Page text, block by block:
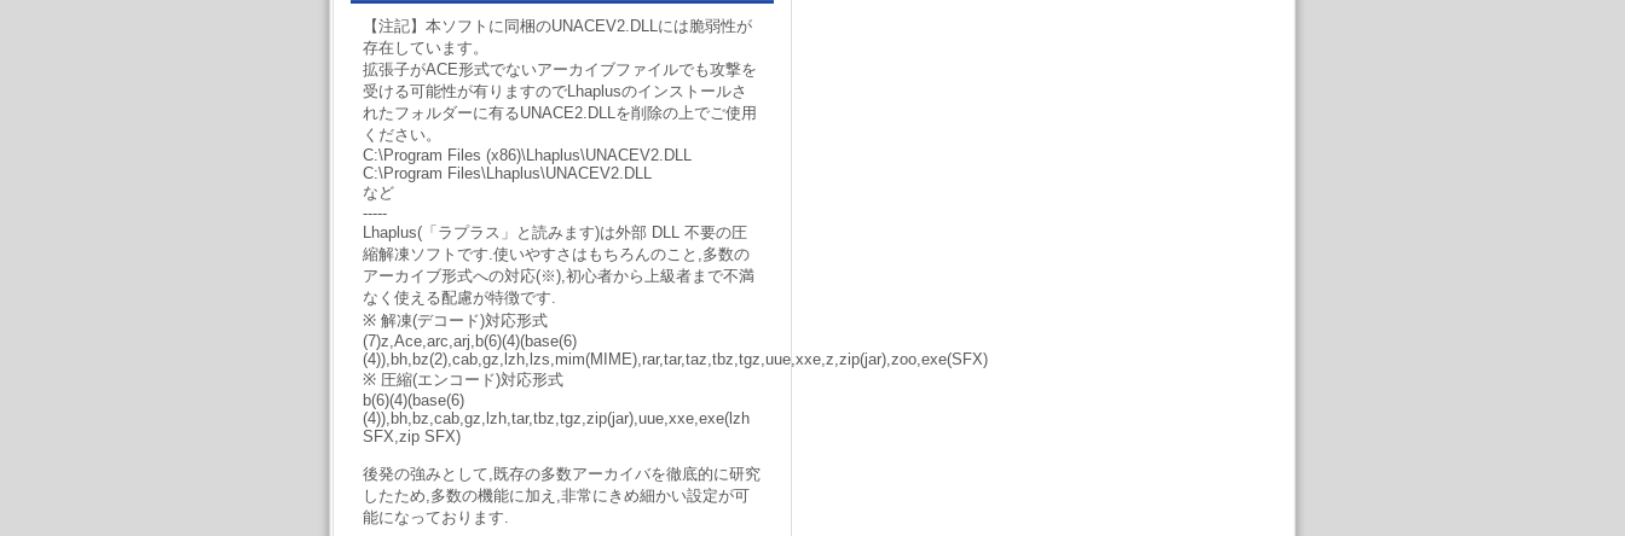
【注記】本ソフトに同梱のUNACEV2.DLLには脆弱性が
存在しています。
拡張子がACE形式でないアーカイブファイルでも攻撃を
受ける可能性が有りますのでLhaplusのインストールさ
れたフォルダーに有るUNACE2.DLLを削除の上でご使用
ください。
C:\Program Files (x86)\Lhaplus\UNACEV2.DLL
C:\Program Files\Lhaplus\UNACEV2.DLL
など
-----
Lhaplus(「ラプラス」と読みます)は外部 DLL 不要の圧
縮解凍ソフトです.使いやすさはもちろんのこと,多数の
アーカイブ形式への対応(※),初心者から上級者まで不満
なく使える配慮が特徴です.
※ 解凍(デコード)対応形式
(7)z,Ace,arc,arj,b(6)(4)(base(6)
(4)),bh,bz(2),cab,gz,lzh,lzs,mim(MIME),rar,tar,taz,tbz,tgz,uue,xxe,z,zip(jar),zoo,exe(SFX)
※ 圧縮(エンコード)対応形式
b(6)(4)(base(6)
(4)),bh,bz,cab,gz,lzh,tar,tbz,tgz,zip(jar),uue,xxe,exe(lzh
SFX,zip SFX)
後発の強みとして,既存の多数アーカイバを徹底的に研究
したため,多数の機能に加え,非常にきめ細かい設定が可
能になっております.